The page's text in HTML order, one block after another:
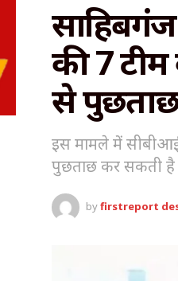
की 7 टीम
से
इस मामले में
पुछताछ कर सकती
byfirstreport